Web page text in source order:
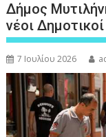
Δήμος
νέοι
7 Ιουλίου 2026